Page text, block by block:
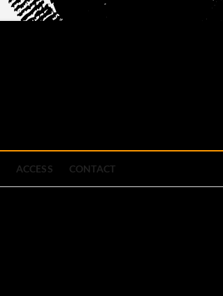
ACCESS CONTACT